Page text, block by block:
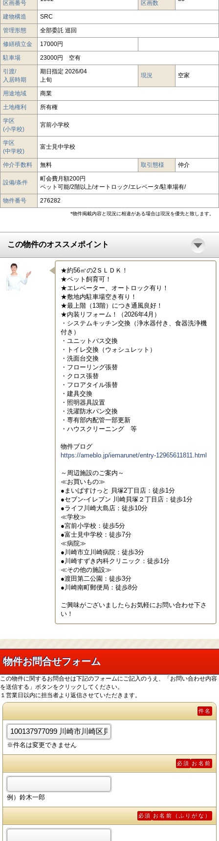
区画番号 区画数
建物構造
SRC
管理形態
全部委託 巡回
修繕積立金
17000円
駐車場
23000円 空有
引渡/
入居時期
期日指定 2026/04
上旬
現況 空家
用途地域
商業
土地権利
所有権
学区
(小学校)
宮前小学校
学区
(中学校)
富士見中学校
仲介手数料 無料 取引態様 仲介
設備/条件
町会費月額200円
ペット可能/2階以上/オートロック/エレベータ/駐車場有/
物件番号
276282
*物件掲載内容と現況に相違がある場合は現況を優先と致します。
この物件のオススメポイント
★約56㎡の2ＳＬＤＫ！
★ペット飼育可！
★エレベーター、オートロック有り！
★敷地内駐車場空き有り！
★最上階（13階）につき通風良好！
★内装リフォーム！（2026年4月）
・システムキッチン交換（浄水器付き、食器洗浄機
付き）
・ユニットバス交換
・トイレ交換（ウォシュレット）
・洗面台交換
・フローリング張替
・クロス張替
・フロアタイル張替
・建具交換
・照明器具設置
・洗濯防水パン交換
・専有部内配管一部更新
・ハウスクリーニング　等
https://ameblo.jp/iemarunet/entry-12965611811.html
～周辺施設のご案内～
≪お買いもの≫
●まいばすけっと 貝塚2丁目店：徒歩1分
●セブン-イレブン 川崎貝塚２丁目店：徒歩1分
●ライフ川崎大島店：徒歩10分
≪学校≫
●宮前小学校：徒歩5分
●富士見中学校：徒歩7分
≪病院≫
●川崎市立川崎病院：徒歩3分
●川崎すずき内科クリニック：徒歩1分
≪その他の施設≫
●渡田第二公園：徒歩3分
●川崎南町郵便局：徒歩8分
ご興味がございましたらお気軽にお問い合わせ下さ
い！
物件お問合せフォーム
この物件に関するお問合せは下記のフォームにご記入のうえ、「お問い合わせ内容
を送信する」ボタンをクリックしてください。
１営業日以内に担当者より返信させていただきます。
件名
※件名は変更できません
お名前
必須
例）鈴木一郎
お名前（ふりがな）
必須